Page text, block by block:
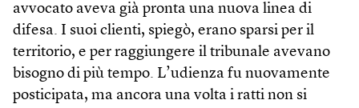
avvocato aveva già pronta una nuova linea di
difesa. I suoi clienti, spiegò, erano sparsi per il
territorio, e per raggiungere il tribunale avevano
bisogno di più tempo. L’udienza fu nuovamente
posticipata, ma ancora una volta i ratti non si